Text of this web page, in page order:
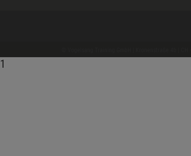
© Vogelsang Training GmbH | Kronenstraße 4b | CH
1